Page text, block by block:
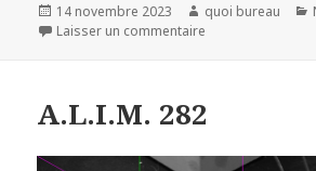
Publié
le
14 novembre 2023 Auteur
quoi bureau
Laisser un commentaire
A.L.I.M. 282